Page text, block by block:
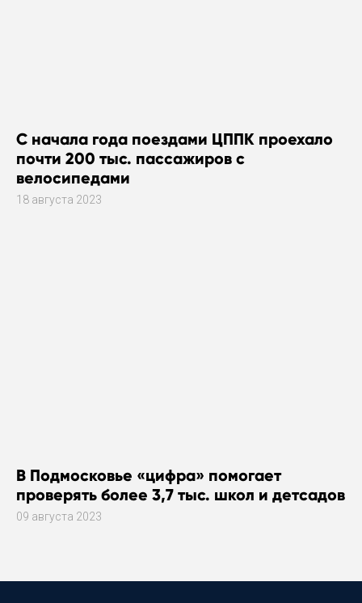
С начала года поездами ЦППК проехало
почти 200 тыс. пассажиров с
велосипедами
18 августа 2023
В Подмосковье «цифра» помогает
проверять более 3,7 тыс. школ и детсадов
09 августа 2023